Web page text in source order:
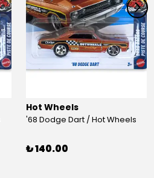
Hot Wheels
'68 Dodge Dart / Hot Wheels
₺ 140.00